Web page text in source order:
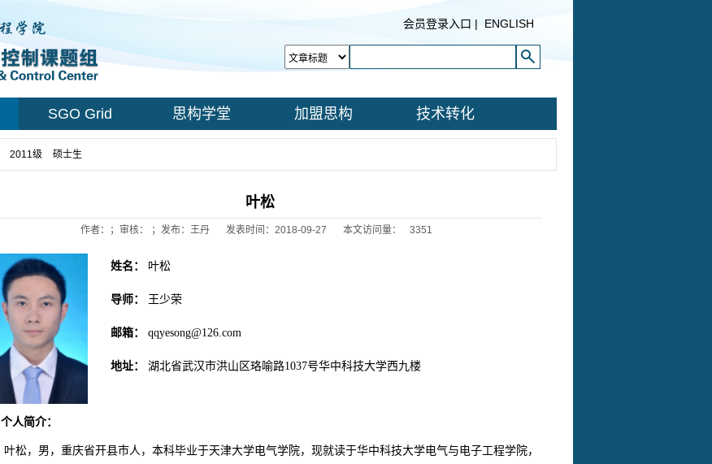
会员登录入口 | ENGLISH
SGO Grid 思构学堂 加盟思构 技术转化
2011级 硕士生
叶松
作者：；审核： ；发布：王丹 发表时间：2018-09-27 本文访问量： 3351
姓名： 叶松
导师： 王少荣
邮箱： qqyesong@126.com
地址： 湖北省武汉市洪山区珞喻路1037号华中科技大学西九楼
个人简介：
叶松， 男 ， 重庆省开县市人，本科毕业于天津大学电气学院，现就读于华中科技大学电气与电子工程学院，